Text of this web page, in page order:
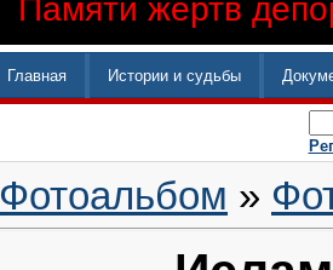
Памяти жертв
Главная Истории и судьбы
Фотоальбом »